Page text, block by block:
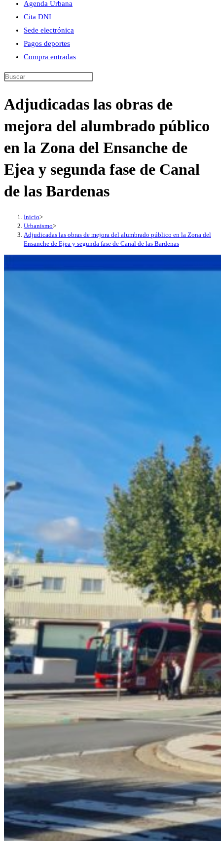
Agenda Urbana
Cita DNI
Sede electrónica
Pagos deportes
Compra entradas
Buscar
esta
Adjudicadas las obras de
mejora del alumbrado público
en la Zona del Ensanche de
Ejea y segunda fase de Canal
de las Bardenas
Inicio>
Urbanismo>
Adjudicadas las obras de mejora del alumbrado público en la Zona del
Ensanche de Ejea y segunda fase de Canal de las Bardenas